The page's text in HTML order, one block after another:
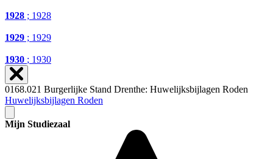
1928 ; 1928
1929 ; 1929
1930 ; 1930
0168.021 Burgerlijke Stand Drenthe: Huwelijksbijlagen Roden
Huwelijksbijlagen Roden
Mijn Studiezaal